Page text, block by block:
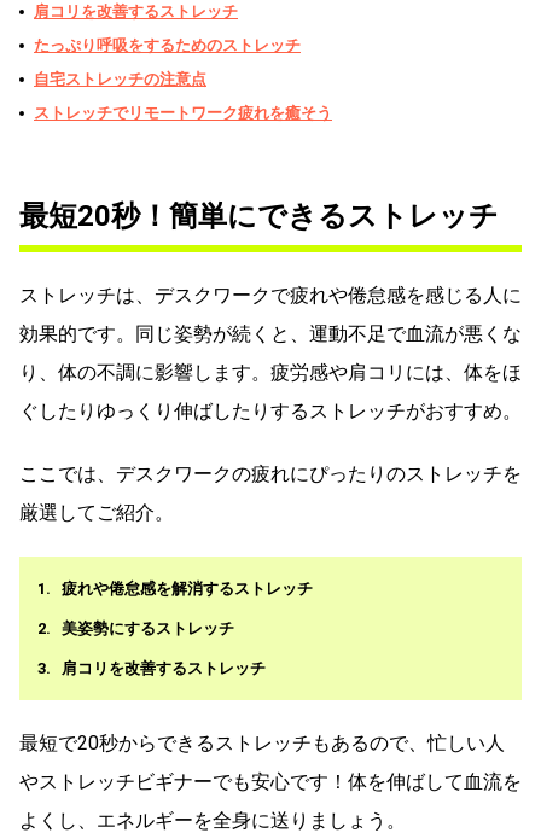
肩コリを改善するストレッチ
たっぷり呼吸をするためのストレッチ
自宅ストレッチの注意点
ストレッチでリモートワーク疲れを癒そう
最短20秒！簡単にできるストレッチ
ストレッチは、デスクワークで疲れや倦怠感を感じる人に
効果的です。同じ姿勢が続くと、運動不足で血流が悪くな
り、体の不調に影響します。疲労感や肩コリには、体をほ
ぐしたりゆっくり伸ばしたりするストレッチがおすすめ。
ここでは、デスクワークの疲れにぴったりのストレッチを
厳選してご紹介。
疲れや倦怠感を解消するストレッチ
美姿勢にするストレッチ
肩コリを改善するストレッチ
最短で20秒からできるストレッチもあるので、忙しい人
やストレッチビギナーでも安心です！体を伸ばして血流を
よくし、エネルギーを全身に送りましょう。